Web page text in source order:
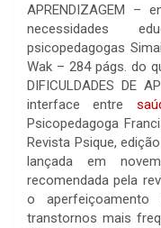
APRENDIZAGEM –
necessidades
psicopedagogas
Wak – 284 págs. do
DIFICULDADES DE
interface entre
Psicopedagoga
Revista Psique,
lançada em
recomendada pela
o
transtornos mais